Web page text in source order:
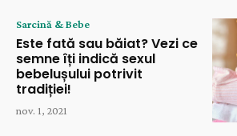
Sarcină & Bebe
Este fată sau băiat? Vezi ce
semne îți indică sexul
bebelușului potrivit
tradiției!
nov. 1, 2021